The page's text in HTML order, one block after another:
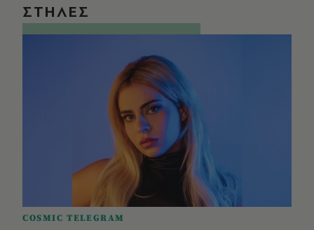
ΣΤΗΛΕΣ
COSMIC TELEGRAM